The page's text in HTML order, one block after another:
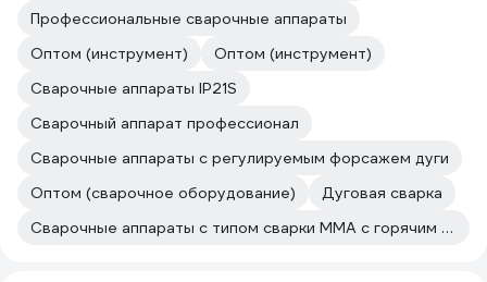
Профессиональные сварочные аппараты
Оптом (инструмент)
Оптом (инструмент)
Сварочные аппараты IP21S
Сварочный аппарат профессионал
Сварочные аппараты с регулируемым форсажем дуги
Оптом (сварочное оборудование)
Дуговая сварка
Сварочные аппараты с типом сварки MMA с горячим стартом